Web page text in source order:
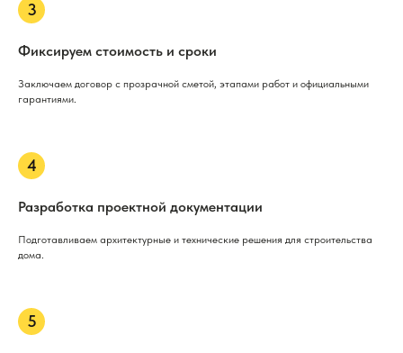
Фиксируем стоимость и сроки
Заключаем договор с прозрачной сметой, этапами работ и официальными
гарантиями.
Разработка проектной документации
Подготавливаем архитектурные и технические решения для строительства
дома.